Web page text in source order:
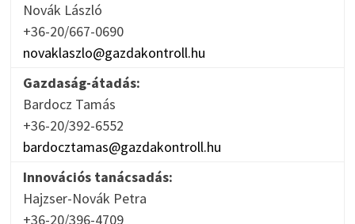
Novák László
+36-20/667-0690
novaklaszlo@gazdakontroll.hu
Gazdaság-átadás:
Bardocz Tamás
+36-20/392-6552
bardocztamas@gazdakontroll.hu
Innovációs tanácsadás:
Hajzser-Novák Petra
+36-20/396-4709